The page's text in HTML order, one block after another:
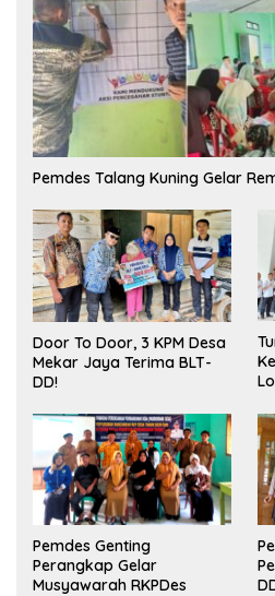
Pemdes Talang Kuning Gelar
Door To Door, 3 KPM Desa
Mekar Jaya Terima BLT-
DD!
Pemdes Genting
Perangkap Gelar
Musyawarah RKPDes